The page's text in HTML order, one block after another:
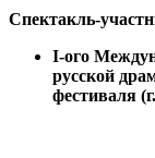
Спектакль-
I-ого
русской
фестиваля